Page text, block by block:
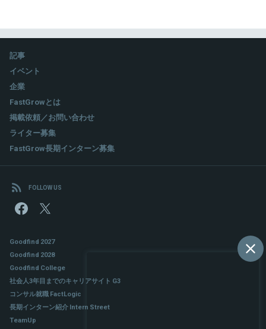
らう事を念頭にまちづくり×デジタルツールプロダクト開発及び
事業支援を多数実施。
記事
イベント
企業
FastGrowとは
掲載依頼／お問い合わせ
ライター募集
FastGrow長期インターン募集
FOLLOW US
Goodfind 2027
Goodfind 2028
Goodfind College
社会人3年目までのキャリアサイト G3
コンサル就職 FactLogic
長期インターン紹介 Intern Street
TeamUp